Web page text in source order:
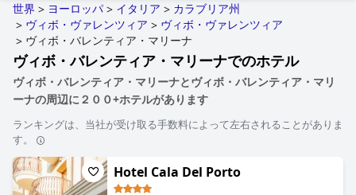
世界 > ヨーロッパ > イタリア > カラブリア州
> ヴィボ・ヴァレンツィア > ヴィボ・ヴァレンツィア
> ヴィボ・バレンティア・マリーナ
ヴィボ・バレンティア・マリーナでのホテル
ヴィボ・バレンティア・マリーナとヴィボ・バレンティア・マリ
ーナの周辺に２００+ホテルがあります
ランキングは、当社が受け取る手数料によって左右されることがありま
す。
Hotel Cala Del Porto